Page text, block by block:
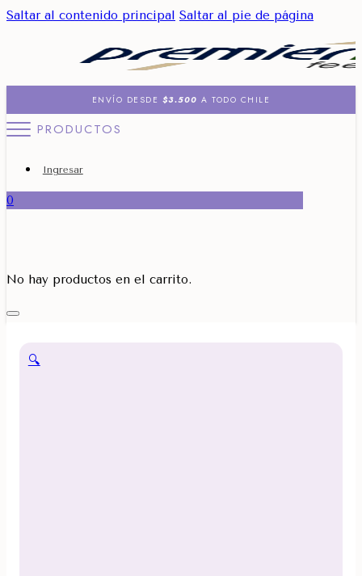
Saltar al contenido principal Saltar al pie de página
ENVÍO DESDE $3.500 A TODO CHILE
PRODUCTOS
Ingresar
0
No hay productos en el carrito.
🔍